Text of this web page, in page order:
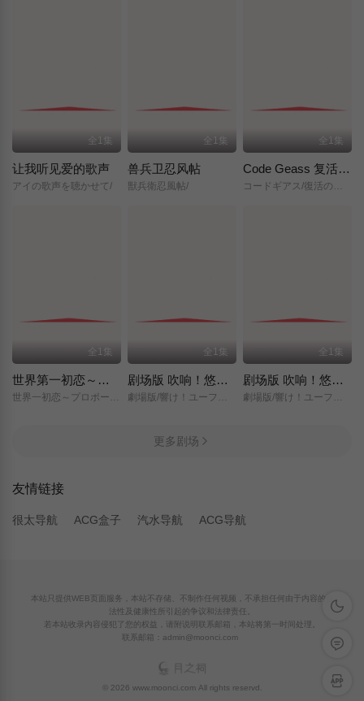
全1集
让我听见爱的歌声
アイの歌声を聴かせて/
全1集
兽兵卫忍风帖
獣兵衛忍風帖/
全1集
Code Geass 复活的鲁路修
コードギアス/復活のルルーシュ/
全1集
世界第一初恋～求婚篇～
全1集
剧场版 吹响！悠风号～想要传达的旋律～
全1集
剧场版 吹响！悠风号～誓言的终章～
更多剧场
友情链接
很太导航 ACG盒子 汽水导航 ACG导航
深色模
留言反
APP下
本站只提供WEB页面服务，本站不存储、不制作任何视频，不承担任何由于内容的合
法性及健康性所引起的争议和法律责任。
若本站收录内容侵犯了您的权益，请附说明联系邮箱，本站将第一时间处理。
联系邮箱：admin@moonci.com
© 2026 www.moonci.com All rights reservd.